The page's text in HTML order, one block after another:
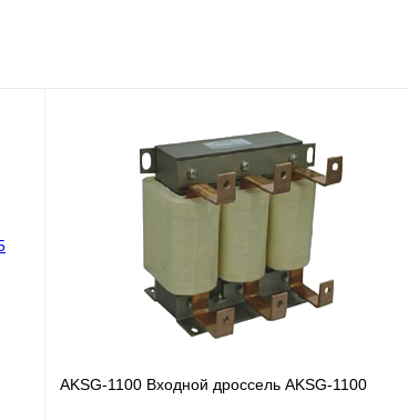
AKSG-1100 Входной дроссель AKSG-1100